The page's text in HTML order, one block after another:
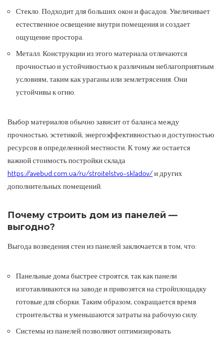
Стекло. Подходит для больших окон и фасадов. Увеличивает
естественное освещение внутри помещения и создает
ощущение простора.
Металл. Конструкции из этого материала отличаются
прочностью и устойчивостью к различным неблагоприятным
условиям, таким как ураганы или землетрясения. Они
устойчивы к огню.
Выбор материалов обычно зависит от баланса между
прочностью, эстетикой, энергоэффективностью и доступностью
ресурсов в определенной местности. К тому же остается
важной стоимость постройки склада
https://avebud.com.ua/ru/stroitelstvo-skladov/и других
дополнительных помещений.
Почему строить дом из панелей —
выгодно?
Выгода возведения стен из панелей заключается в том, что:
Панельные дома быстрее строятся, так как панели
изготавливаются на заводе и привозятся на стройплощадку
готовые для сборки. Таким образом, сокращается время
строительства и уменьшаются затраты на рабочую силу.
Системы из панелей позволяют оптимизировать